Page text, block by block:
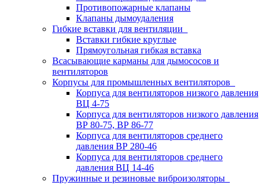
Противопожарные клапаны
Клапаны дымоудаления
Гибкие вставки для вентиляции
Вставки гибкие круглые
Прямоугольная гибкая вставка
Всасывающие карманы для дымососов и
вентиляторов
Корпусы для промышленных вентиляторов
Корпуса для вентиляторов низкого давления
ВЦ 4-75
Корпуса для вентиляторов низкого давления
ВР 80-75, ВР 86-77
Корпуса для вентиляторов среднего
давления ВР 280-46
Корпуса для вентиляторов среднего
давления ВЦ 14-46
Пружинные и резиновые виброизоляторы